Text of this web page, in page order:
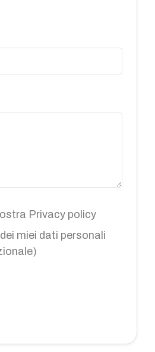
Privacy policy
miei dati personali